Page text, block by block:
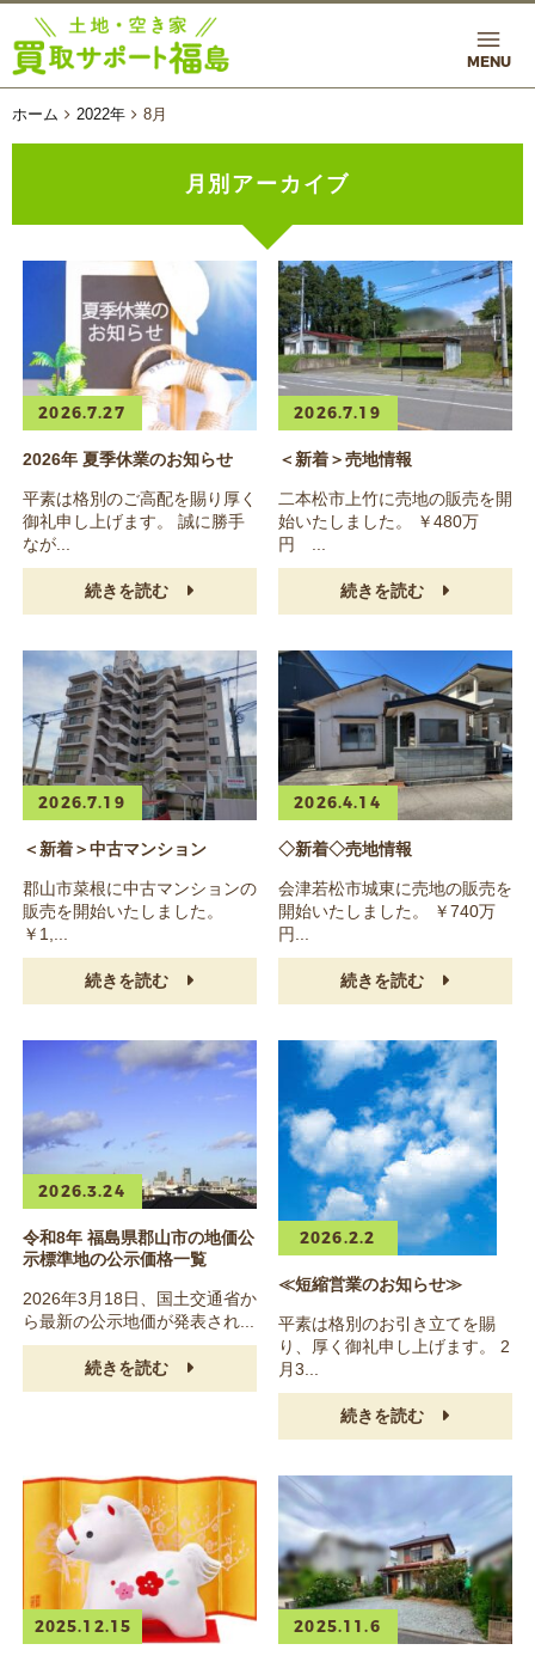
MENU
ホーム 2022年 8月
月別アーカイブ
2026.7.27
2026年 夏季休業のお知らせ
平素は格別のご高配を賜り厚く
御礼申し上げます。 誠に勝手
なが...
続きを読む
2026.7.19
＜新着＞売地情報
二本松市上竹に売地の販売を開
始いたしました。 ￥480万
円 ...
続きを読む
2026.7.19
＜新着＞中古マンション
郡山市菜根に中古マンションの
販売を開始いたしました。
￥1,...
続きを読む
2026.4.14
◇新着◇売地情報
会津若松市城東に売地の販売を
開始いたしました。 ￥740万
円...
続きを読む
2026.3.24
令和8年 福島県郡山市の地価公
示標準地の公示価格一覧
2026年3月18日、国土交通省か
ら最新の公示地価が発表され...
続きを読む
2026.2.2
≪短縮営業のお知らせ≫
平素は格別のお引き立てを賜
り、厚く御礼申し上げます。 2
月3...
続きを読む
2025.12.15 2025.11.6